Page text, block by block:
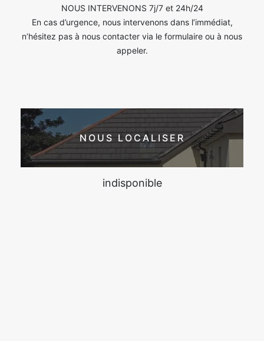
NOUS INTERVENONS 7j/7 et 24h/24
En cas d’urgence, nous intervenons dans l’immédiat,
n’hésitez pas à nous contacter via le formulaire ou à nous
appeler.
NOUS LOCALISER
indisponible